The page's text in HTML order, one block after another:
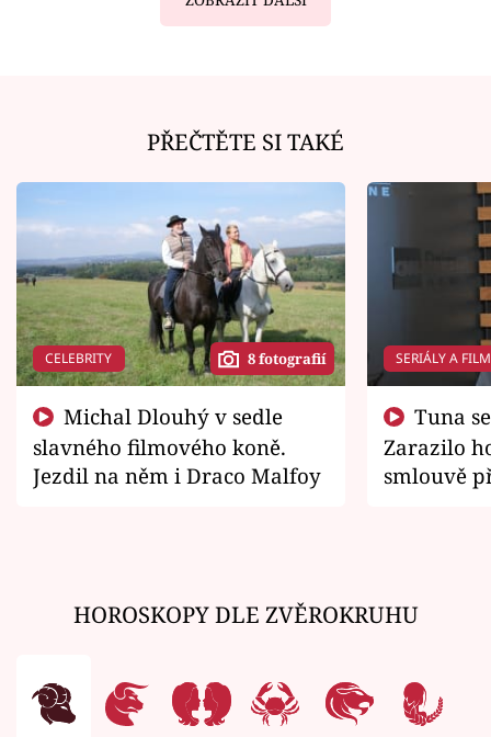
PŘEČTĚTE SI TAKÉ
CELEBRITY 8 fotografií
slavného filmového koně.
Jezdil na něm i Draco Malfoy
SERIÁLY A
Zarazilo
smlouvě
HOROSKOPY DLE ZVĚROKRUHU